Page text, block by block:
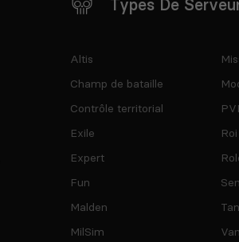
Types De
Altis
Champ de bataille
Contrôle territorial
Exile
Expert
Fun
Malden
MilSim